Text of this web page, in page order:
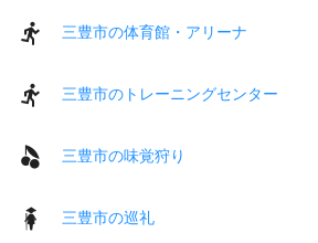
三豊市の体育館・アリーナ
三豊市のトレーニングセンター
三豊市の味覚狩り
三豊市の巡礼